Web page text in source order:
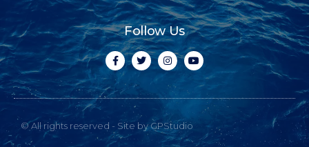
Follow Us
© All rights reserved - Site by GPStudio